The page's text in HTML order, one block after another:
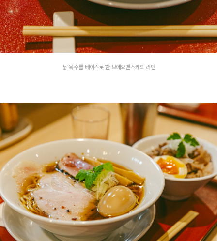
닭 육수를 베이스로 한 모에요멘스케의 라멘